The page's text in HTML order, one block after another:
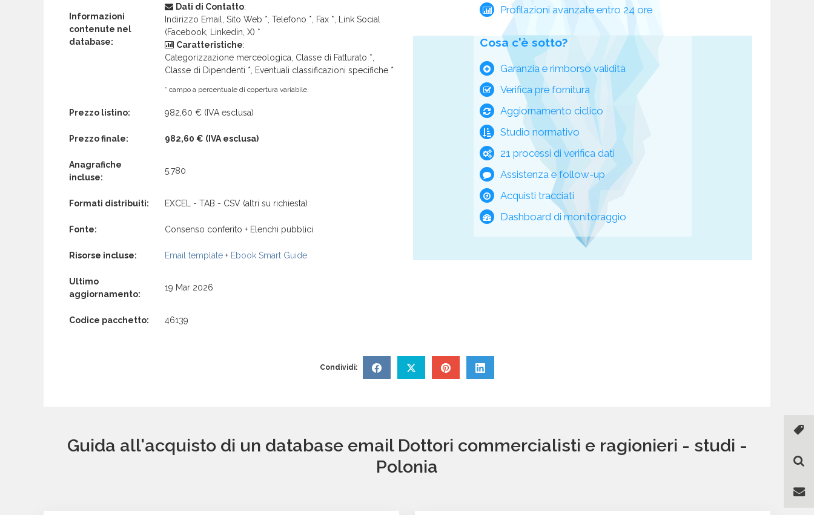
Informazioni
contenute nel
database:
Dati di Contatto:
Indirizzo Email, Sito Web *, Telefono *, Fax *, Link Social
(Facebook, Linkedin, X) *
Caratteristiche:
Categorizzazione merceologica, Classe di Fatturato *,
Classe di Dipendenti *, Eventuali classificazioni specifiche *
* campo a percentuale di copertura variabile.
Prezzo listino: 982,60 € (IVA esclusa)
Prezzo finale: 982,60 € (IVA esclusa)
Anagrafiche
incluse:
5.780
Formati distribuiti: EXCEL - TAB - CSV (altri su richiesta)
Fonte: Consenso conferito + Elenchi pubblici
Risorse incluse: Email template + Ebook Smart Guide
Ultimo
aggiornamento:
19 Mar 2026
Codice pacchetto: 46139
Profilazioni avanzate entro 24 ore
Cosa c'è sotto?
Garanzia e rimborso validità
Verifica pre fornitura
Aggiornamento ciclico
Studio normativo
21 processi di verifica dati
Assistenza e follow-up
Acquisti tracciati
Dashboard di monitoraggio
Condividi:
Guida all'acquisto di un database email Dottori commercialisti e ragionieri - studi -
Polonia